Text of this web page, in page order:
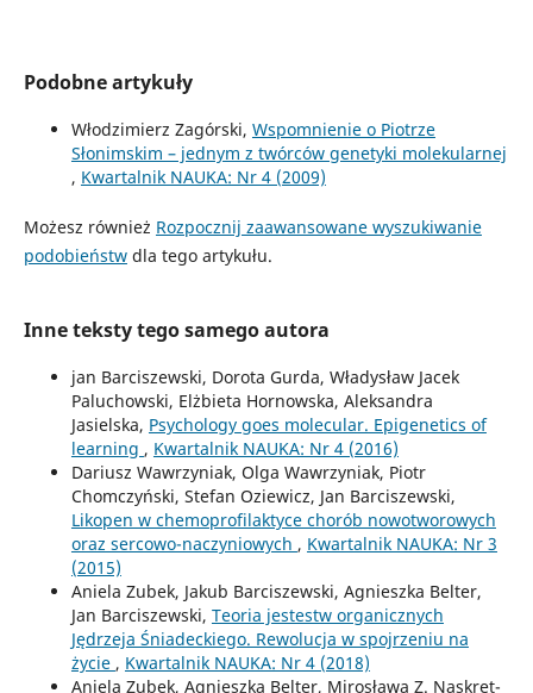
Podobne artykuły
Włodzimierz Zagórski, Wspomnienie o Piotrze
Słonimskim – jednym z twórców genetyki molekularnej
, Kwartalnik NAUKA: Nr 4 (2009)
Możesz również Rozpocznij zaawansowane wyszukiwanie
podobieństwdla tego artykułu.
Inne teksty tego samego autora
jan Barciszewski, Dorota Gurda, Władysław Jacek
Paluchowski, Elżbieta Hornowska, Aleksandra
Jasielska, Psychology goes molecular. Epigenetics of
learning , Kwartalnik NAUKA: Nr 4 (2016)
Dariusz Wawrzyniak, Olga Wawrzyniak, Piotr
Chomczyński, Stefan Oziewicz, Jan Barciszewski,
Likopen w chemoprofilaktyce chorób nowotworowych
oraz sercowo-naczyniowych , Kwartalnik NAUKA: Nr 3
(2015)
Aniela Zubek, Jakub Barciszewski, Agnieszka Belter,
Jan Barciszewski, Teoria jestestw organicznych
Jędrzeja Śniadeckiego. Rewolucja w spojrzeniu na
życie , Kwartalnik NAUKA: Nr 4 (2018)
Aniela Zubek, Agnieszka Belter, Mirosława Z. Naskręt-